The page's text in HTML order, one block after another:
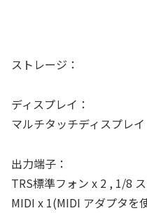
ストレージ：
ディスプレイ：
マルチタッチディスプレイ
出力端子：
TRS標準フォン x 2 , 1/8
MIDI x 1(MIDI アダプタを